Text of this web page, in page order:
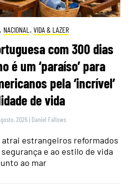
, NACIONAL , VIDA & LAZER
com 300 dias
é um ‘paraíso’ para
pela ‘incrível’
de vida
2026 | Daniel Fallows
atrai estrangeiros reformados
e ao estilo de vida
ao mar